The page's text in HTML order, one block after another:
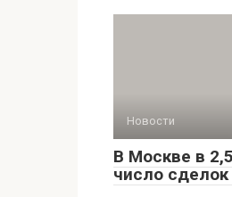
Новости
В Москве в
число